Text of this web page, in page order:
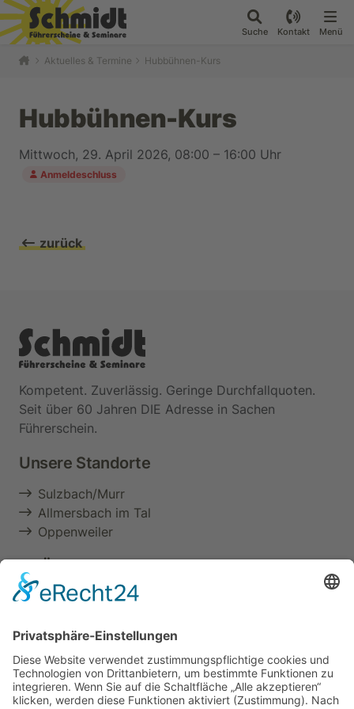
Suche Kontakt Menü
Aktuelles & Termine Hubbühnen-Kurs
Hubbühnen-Kurs
Mittwoch, 29. April 2026, 08:00 – 16:00 Uhr
Anmeldeschluss
zurück
Kompetent. Zuverlässig. Geringe Durchfallquoten.
Seit über 60 Jahren DIE Adresse in Sachen
Führerschein.
Unsere Standorte
Sulzbach/Murr
Allmersbach im Tal
Oppenweiler
Aktuelles & Termine
Führerschein
Berufliche Aus- & Weiterbildung
Seminare